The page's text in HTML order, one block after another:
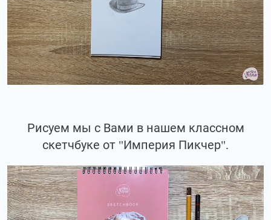
Рисуем мы с Вами в нашем классном
скетчбуке от "Империя Пикчер".